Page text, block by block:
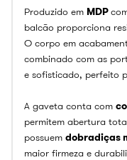
Produzido em MDP
balcão proporciona
O corpo em
combinado com as
e sofisticado, perfeito
A gaveta conta com
permitem abertura
possuem dobradiças
maior firmeza e